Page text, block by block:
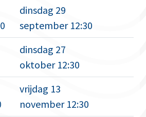
dinsdag 29
september 12:30
dinsdag 27
oktober 12:30
vrijdag 13
november 12:30